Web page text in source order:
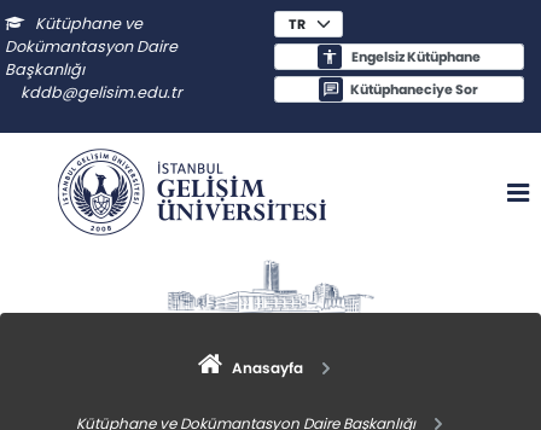
Kütüphane ve
Dokümantasyon Daire
Başkanlığı
kddb@gelisim.edu.tr
Engelsiz Kütüphane
Kütüphaneciye Sor
Anasayfa
Kütüphane ve Dokümantasyon Daire Başkanlığı